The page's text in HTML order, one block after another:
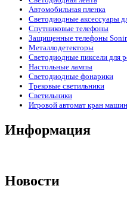
Автомобильная пленка
Светодиодные аксессуары
Спутниковые телефоны
Защищенные телефоны
Металлодетекторы
Светодиодные пиксели для
Настольные лампы
Светодиодные фонарики
Трековые светильники
Светильники
Игровой автомат кран
Информация
Новости